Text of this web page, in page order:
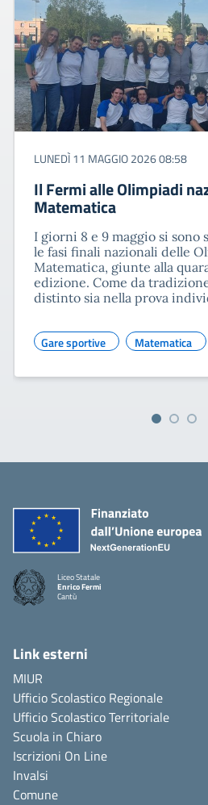
LUNEDÌ 11 MAGGIO 2026 08:58
Il Fermi alle Olimpiadi
Matematica
I giorni 8 e 9 maggio si sono
le fasi finali nazionali delle
Matematica, giunte alla
edizione. Come da
distinto sia nella prova
Gare sportive Matematica
Liceo Statale
Enrico Fermi
Cantù
Link esterni
MIUR
Ufficio Scolastico Regionale
Ufficio Scolastico Territoriale
Scuola in Chiaro
Iscrizioni On Line
Invalsi
Comune